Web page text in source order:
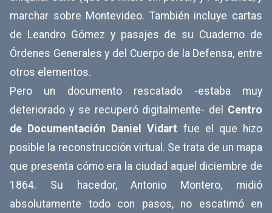
marchar sobre Montevideo. También incluye cartas
de Leandro Gómez y pasajes de su Cuaderno de
Órdenes Generales y del Cuerpo de la Defensa, entre
otros elementos.
Pero un documento rescatado -estaba muy
deteriorado y se recuperó digitalmente- del Centro
de Documentación Daniel Vidart fue el que hizo
posible la reconstrucción virtual. Se trata de un mapa
que presenta cómo era la ciudad aquel diciembre de
1864. Su hacedor, Antonio Montero, midió
absolutamente todo con pasos, no escatimó en